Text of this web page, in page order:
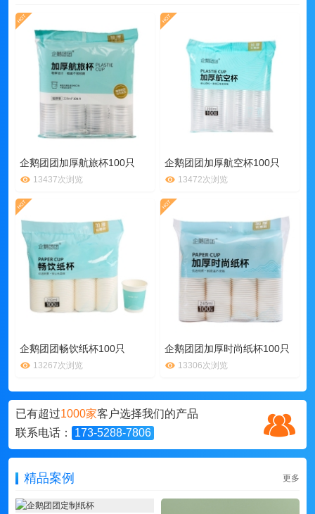
企鹅团团加厚航旅杯100只
13437次浏览
企鹅团团加厚航空杯100只
13472次浏览
企鹅团团畅饮纸杯100只
13267次浏览
企鹅团团加厚时尚纸杯100只
13306次浏览
已有超过1000家客户选择我们的产品
联系电话：
173-5288-7806
精品案例 更多